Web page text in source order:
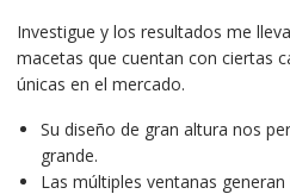
Investigue y los resultados me
macetas que cuentan con ciertas
únicas en el mercado.
Su diseño de gran altura nos
grande.
Las múltiples ventanas